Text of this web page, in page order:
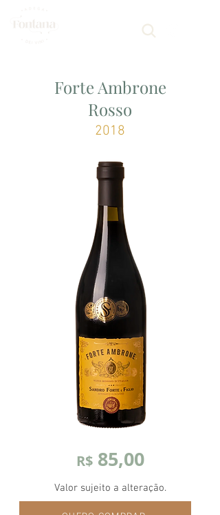
Forte Ambrone
Rosso
2018
R$ 85,00
Valor sujeito a alteração.